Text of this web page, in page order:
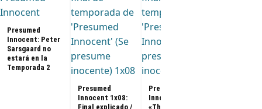
Presumed
Innocent: Peter
Sarsgaard no
estará en la
Temporada 2
Presumed
Innocent 1x08:
Final explicado /
Presumed
Innocent 1x08
«The Verdict»: